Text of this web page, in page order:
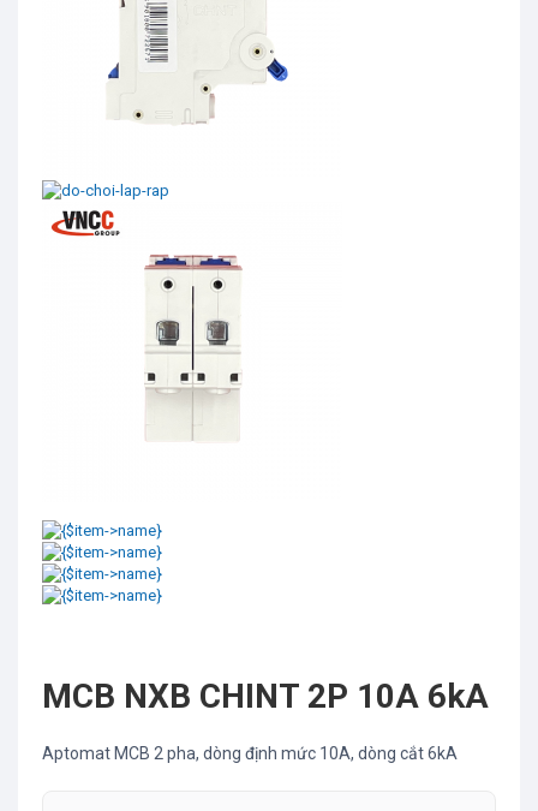
MCB NXB CHINT 2P 10A 6kA
Aptomat MCB 2 pha, dòng định mức 10A, dòng cắt 6kA